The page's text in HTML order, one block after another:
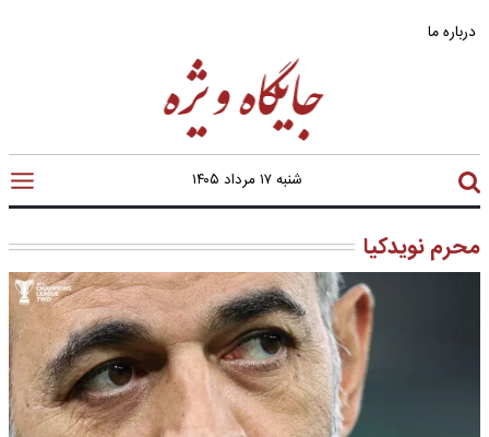
درباره ما
شنبه ۱۷ مرداد ۱۴۰۵
محرم نویدکیا